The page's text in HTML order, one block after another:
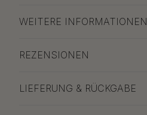
WEITERE
REZENSIONEN
LIEFERUNG & RÜCKGABE